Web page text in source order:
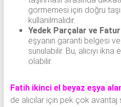
görmemesi için doğru
kullanılmalıdır.
Yedek Parçalar ve
eşyanın garanti belgesi
sunulabilir. Bu, alıcıyı
olabilir.
Fatih ikinci el beyaz eşya
de alıcılar için pek çok